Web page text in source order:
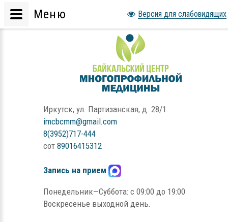
Иркутск, ул. Партизанская, д. 28/1
imcbcmm@gmail.com
8(3952)717-444
сот 89016415312
Запись на прием
Понедельник—Суббота: с 09:00 до 19:00
Воскресенье выходной день.
Версия для слабовидящих
Меню